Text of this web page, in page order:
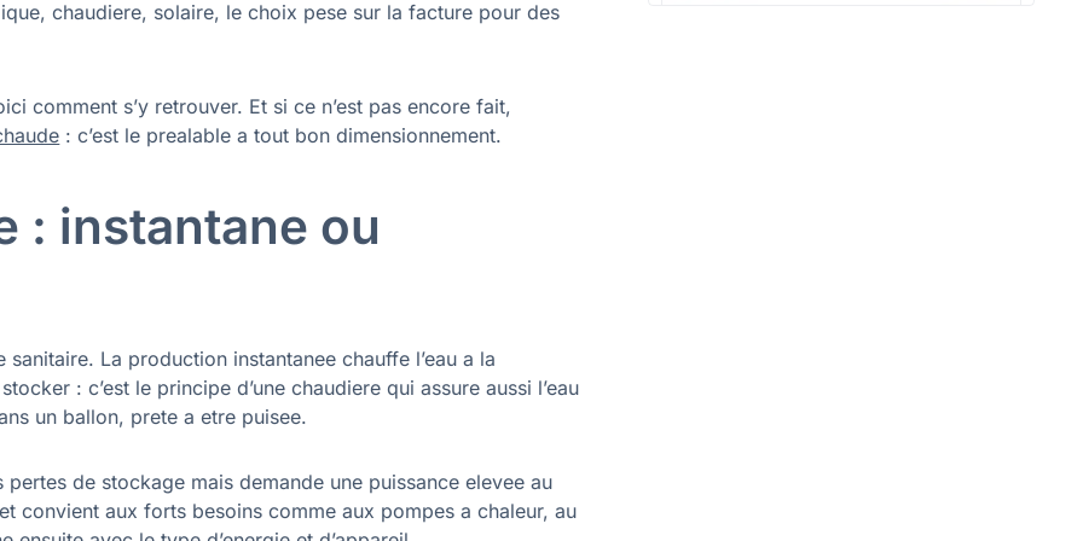
chaudiere, solaire, le choix pese sur la facture pour des
comment s’y retrouver. Et si ce n’est pas encore fait,
: c’est le prealable a tout bon dimensionnement.
: instantane ou
La production instantanee chauffe l’eau a la
: c’est le principe d’une chaudiere qui assure aussi l’eau
un ballon, prete a etre puisee.
de stockage mais demande une puissance elevee au
convient aux forts besoins comme aux pompes a chaleur, au